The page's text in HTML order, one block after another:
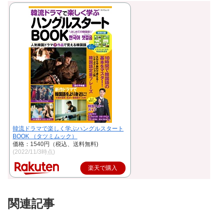
韓流ドラマで楽しく学ぶハングルスタート
BOOK （タツミムック）
価格：1540円（税込、送料無料)
(2022/11/3時点)
楽天で購入
関連記事